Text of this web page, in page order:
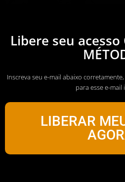
Libere seu acesso
Inscreva seu e-mail abaixo
para esse e-mail
LIBERAR